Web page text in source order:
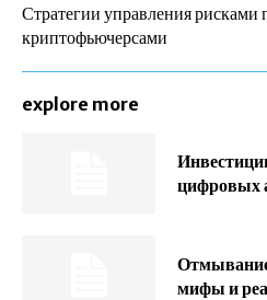
Стратегии управления рисками
криптофьючерсами
explore more
цифровых
мифы и